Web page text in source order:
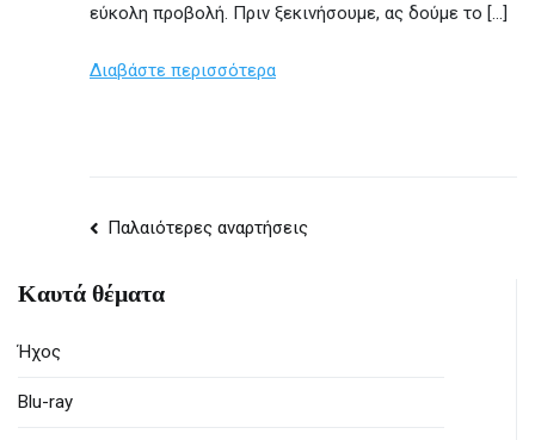
εύκολη προβολή. Πριν ξεκινήσουμε, ας δούμε το […]
Διαβάστε περισσότερα
Πλοήγηση
αναρτήσεων
Παλαιότερες αναρτήσεις
Καυτά θέματα
Ήχος
Blu-ray